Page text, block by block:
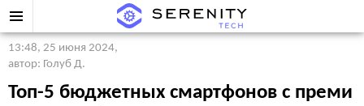
13:48, 25 июня 2024,
автор: Голуб Д.
Топ-5 бюджетных смартфонов с преми